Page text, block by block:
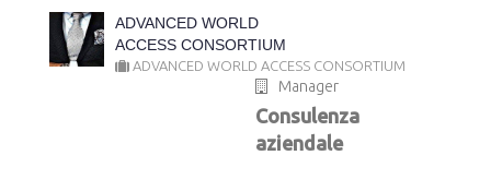
ADVANCED WORLD
ACCESS CONSORTIUM
ADVANCED WORLD ACCESS CONSORTIUM
Manager
Consulenza
aziendale